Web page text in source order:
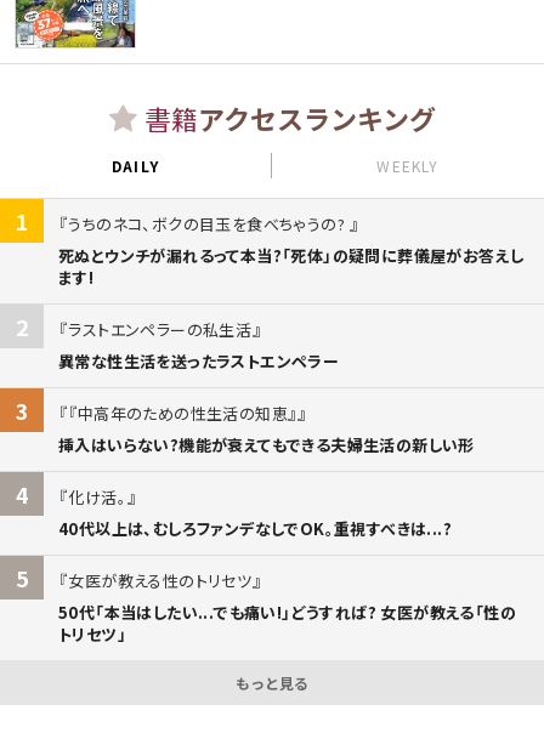
書籍アクセスランキング
DAILY WEEKLY
1
うちのネコ、ボクの目玉を食べちゃうの?
死ぬとウンチが漏れるって本当?「死体」の疑問に葬儀屋がお答えし
ます!
2
ラストエンペラーの私生活
異常な性生活を送ったラストエンペラー
3
『中高年のための性生活の知恵』
挿入はいらない?機能が衰えてもできる夫婦生活の新しい形
4
化け活。
40代以上は、むしろファンデなしでOK。重視すべきは...?
5
女医が教える性のトリセツ
50代「本当はしたい...でも痛い!」どうすれば? 女医が教える「性の
トリセツ」
もっと見る